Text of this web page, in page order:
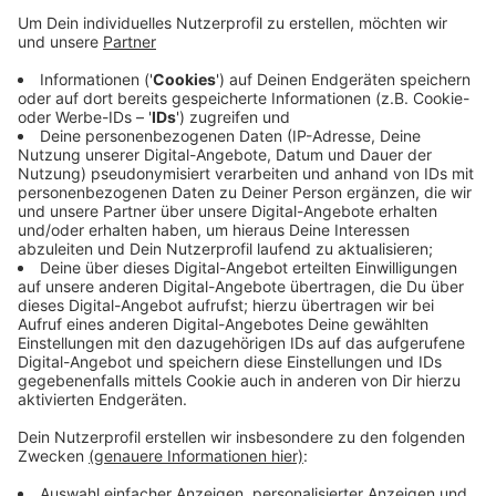
Berleburg. Die Stadtverwaltung will eine
anstoßen. 13 Architekturstudenten der Uni Siegen
sollen sich Gedanken über das große Gelände machen,
städtebauliche Konzepte und Entwürfe erarbeiten.
Marketing-Professorin Hanna Schramm-Klein von der
Uni Siegen soll mit ihrem Team eine Untersuchung in
Bad Berleburg machen. Dabei soll es um die Frage
gehen, wie das Gelände in der Zukunft genutzt werden
sollte und was Bürger und Touristen als attraktives
Angebot empfinden.
Anzeige